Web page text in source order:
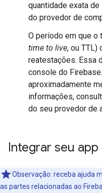
quantidade exata
do provedor de
O período em que o
time to live, ou TTL)
reatestações. Essa
console do
aproximadamente
informações,
do seu provedor de
Integrar seu
Observação: receba ajuda
as partes relacionadas ao